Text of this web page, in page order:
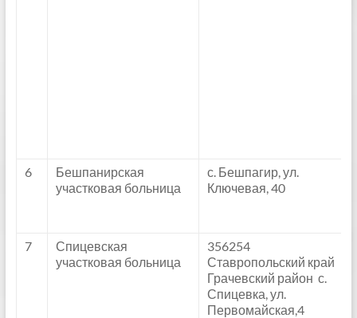
6
Бешпанирская
участковая больница
с. Бешпагир, ул.
Ключевая, 40
7
Спицевская
участковая больница
356254
Ставропольский край
Грачевский район с.
Спицевка, ул.
Первомайская,4